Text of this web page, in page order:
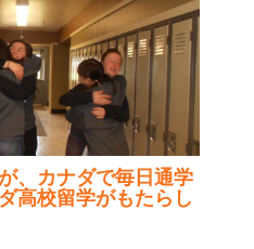
、カナダで毎日通学
校留学がもたらし